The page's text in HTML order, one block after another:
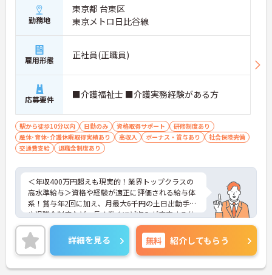
勤務地
東京都 台東区
東京メトロ日比谷線
雇用形態 正社員(正職員)
応募要件 ■介護福祉士 ■介護実務経験がある方
駅から徒歩10分以内 日勤のみ 資格取得サポート
研修制度あり
産休･育休･介護休暇取得実績あり
高収入 ボーナス・賞与あり
社会保険完備
交通費支給
退職金制度あり
＜年収400万円超えも現実的！業界トップクラスの
高水準給与＞資格や経験が適正に評価される給与体
系！賞与年2回に加え、月最大6千円の土日出勤手当
や退職金制度など、長く働くほど収入が安定する仕
組みが整っています
＜スマホ1台で完結！ICT活用で記録業務の負担を大
幅カット＞日々の記録やシフト確認はすべて自社開
発のスマホアプリで行えるため、手書き書類の作成
に追われることはありません。事務作業が効率化♪
詳細を見る 無料 紹介してもらう